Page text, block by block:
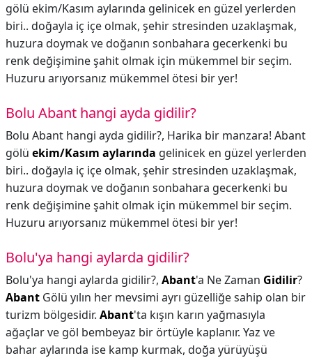
gölü ekim/Kasım aylarında gelinicek en güzel yerlerden
biri.. doğayla iç içe olmak, şehir stresinden uzaklaşmak,
huzura doymak ve doğanın sonbahara gecerkenki bu
renk değişimine şahit olmak için mükemmel bir seçim.
Huzuru arıyorsanız mükemmel ötesi bir yer!
Bolu Abant hangi ayda gidilir?
Bolu Abant hangi ayda gidilir?, Harika bir manzara! Abant
gölü ekim/Kasım aylarında gelinicek en güzel yerlerden
biri.. doğayla iç içe olmak, şehir stresinden uzaklaşmak,
huzura doymak ve doğanın sonbahara gecerkenki bu
renk değişimine şahit olmak için mükemmel bir seçim.
Huzuru arıyorsanız mükemmel ötesi bir yer!
Bolu'ya hangi aylarda gidilir?
Bolu'ya hangi aylarda gidilir?, Abant'a Ne Zaman Gidilir?
Abant Gölü yılın her mevsimi ayrı güzelliğe sahip olan bir
turizm bölgesidir. Abant'ta kışın karın yağmasıyla
ağaçlar ve göl bembeyaz bir örtüyle kaplanır. Yaz ve
bahar aylarında ise kamp kurmak, doğa yürüyüşü